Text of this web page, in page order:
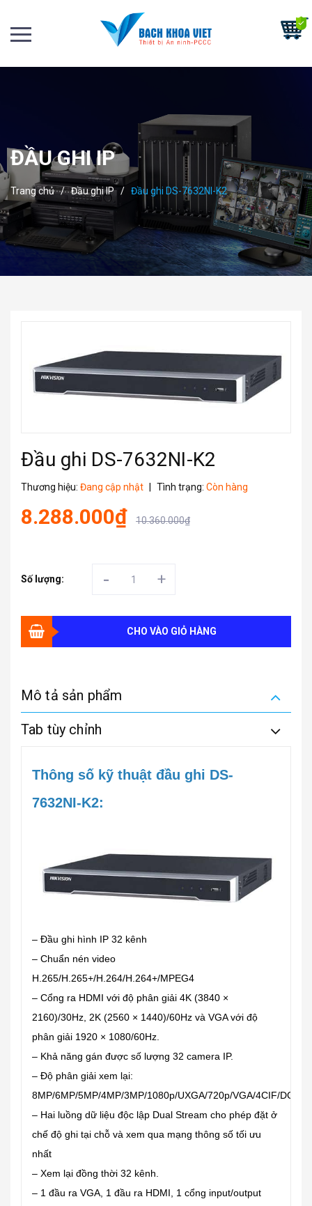
ĐẦU GHI IP
Trang chủ / Đầu ghi IP / Đầu ghi DS-7632NI-K2
Đầu ghi DS-7632NI-K2
Thương hiệu: Đang cập nhật Tình trạng: Còn hàng
8.288.000₫ 10.360.000₫
Số lượng: - +
CHO VÀO GIỎ HÀNG
Mô tả sản phẩm
Tab tùy chỉnh
Thông số kỹ thuật đầu ghi DS-
7632NI-K2:
– Đầu ghi hình IP 32 kênh
– Chuẩn nén video
H.265/H.265+/H.264/H.264+/MPEG4
– Cổng ra HDMI với độ phân giải 4K (3840 ×
2160)/30Hz, 2K (2560 × 1440)/60Hz và VGA với độ
phân giải 1920 × 1080/60Hz.
– Khả năng gán được số lượng 32 camera IP.
– Độ phân giải xem lại:
8MP/6MP/5MP/4MP/3MP/1080p/UXGA/720p/VGA/4CIF/DCIF/
– Hai luồng dữ liệu độc lập Dual Stream cho phép đặt ở
chế độ ghi tại chỗ và xem qua mạng thông số tối ưu
nhất
– Xem lại đồng thời 32 kênh.
– 1 đầu ra VGA, 1 đầu ra HDMI, 1 cổng input/output